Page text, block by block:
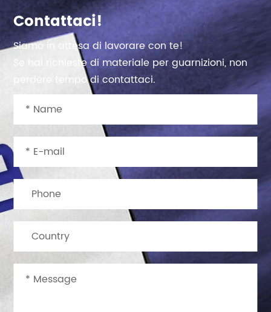
Contattaci!
Siamo in attesa di lavorare con te!
Se hai richieste di materiale per guarnizioni, non
perdere tempo di contattaci.